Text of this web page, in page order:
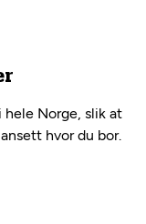
Norge, slik at
hvor du bor.